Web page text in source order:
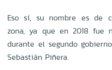
Eso sí, su nombre es de
zona, ya que en 2018 fue
durante el segundo
Sebastián Piñera.